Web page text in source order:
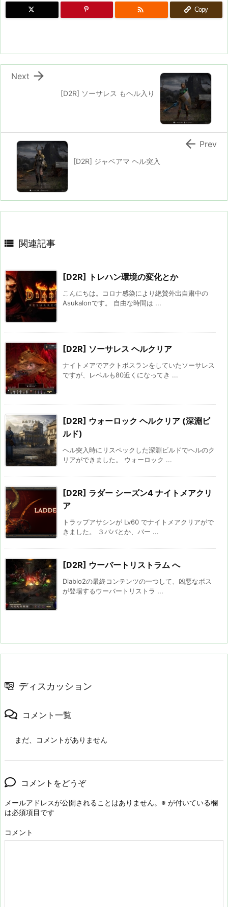
 Copy
[D2R] ソーサレス もヘル入り

Next
[D2R] ジャベアマ ヘル突入
 Prev
 関連記事
[D2R] トレハン環境の変化とか
こんにちは。コロナ感染により絶賛外出自粛中の
Asukalonです。 自由な時間は ...
[D2R] ソーサレス ヘルクリア
ナイトメアでアクトボスランをしていたソーサレス
ですが、レベルも80近くになってき ...
[D2R] ウォーロック ヘルクリア (深淵ビ
ルド)
ヘル突入時にリスペックした深淵ビルドでヘルのク
リアができました。 ウォーロック ...
[D2R] ラダー シーズン4 ナイトメアクリ
ア
トラップアサシンが Lv60 でナイトメアクリアがで
きました。 ３ババとか、バー ...
[D2R] ウーバートリストラム へ
Diablo2の最終コンテンツの一つして、凶悪なボス
が登場するウーバートリストラ ...
ディスカッション
コメント一覧
まだ、コメントがありません
コメントをどうぞ
メールアドレスが公開されることはありません。 ※ が付いている欄
は必須項目です
コメント